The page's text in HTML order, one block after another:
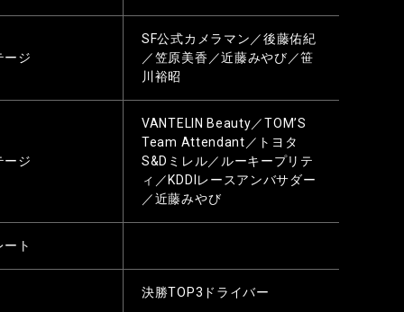
ージ
SF公式カメラマン／後藤佑紀
／笠原美香／近藤みやび／笹
川裕昭
ージ
VANTELIN Beauty／TOM’S
Team Attendant／トヨタ
S&Dミレル／ルーキープリテ
ィ／KDDIレースアンバサダー
／近藤みやび
ト
決勝TOP3ドライバー